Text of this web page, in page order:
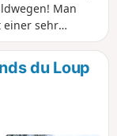
Man
sehr
Strecke ist
Passagen
Probleme
du Loup